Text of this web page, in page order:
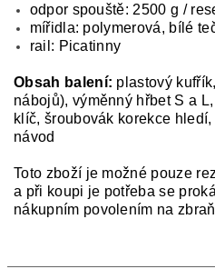
odpor spouště: 2500 g /
mířidla: polymerová, bílé
rail: Picatinny
Obsah balení: plastový
nábojů), výměnný hřbet S a
klíč, šroubovák korekce
návod
Toto zboží je možné pouze
a při koupi je potřeba se
nákupním povolením na